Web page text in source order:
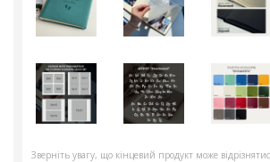
Зверніть увагу, що кінцевий продукт може